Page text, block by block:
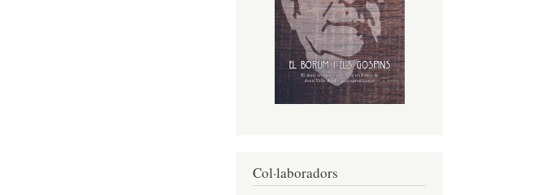
Col·laboradors